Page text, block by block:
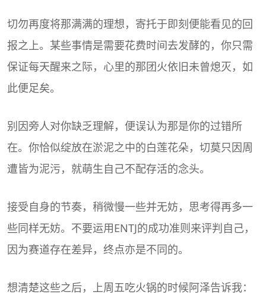
切勿再度将那满满的理想，寄托于即刻便能看见的回
报之上。某些事情是需要花费时间去发酵的，你只需
保证每天醒来之际，心里的那团火依旧未曾熄灭，如
此便足矣。
别因旁人对你缺乏理解，便误认为那是你的过错所
在。你恰似绽放在淤泥之中的白莲花朵，切莫只因周
遭皆为泥污，就萌生自己不配存活的念头。
接受自身的节奏，稍微慢一些并无妨，思考得再多一
些同样无妨。不要运用ENTJ的成功准则来评判自己，
因为赛道存在差异，终点亦是不同的。
想清楚这些之后，上周五吃火锅的时候阿泽告诉我：